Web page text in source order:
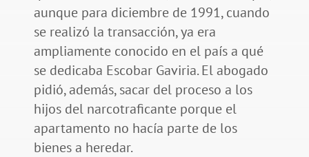
aunque para diciembre de 1991, cuando
se realizó la transacción, ya era
ampliamente conocido en el país a qué
se dedicaba Escobar Gaviria. El abogado
pidió, además, sacar del proceso a los
hijos del narcotraficante porque el
apartamento no hacía parte de los
bienes a heredar.